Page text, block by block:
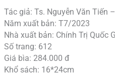
Tác giả: Ts. Nguyễn Văn Tiến
Năm xuất bản: T7/2023
Nhà xuất bản: Chính Trị Quốc
Số trang: 612
Giá bìa: 284.000 đ
Khổ sách: 16*24cm